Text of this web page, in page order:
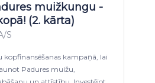
muižkungu -
(2. kārta)
S
kopfinansēšanas kampaņā, lai
Padures muižu,